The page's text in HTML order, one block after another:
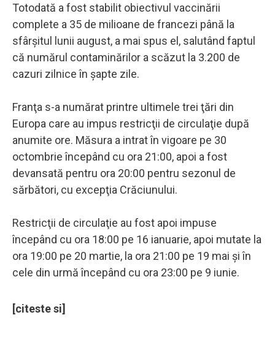
Totodată a fost stabilit obiectivul vaccinării
complete a 35 de milioane de francezi până la
sfârşitul lunii august, a mai spus el, salutând faptul
că numărul contaminărilor a scăzut la 3.200 de
cazuri zilnice în şapte zile.
Franţa s-a numărat printre ultimele trei ţări din
Europa care au impus restricţii de circulaţie după
anumite ore. Măsura a intrat în vigoare pe 30
octombrie începând cu ora 21:00, apoi a fost
devansată pentru ora 20:00 pentru sezonul de
sărbători, cu excepţia Crăciunului.
Restricţii de circulaţie au fost apoi impuse
începând cu ora 18:00 pe 16 ianuarie, apoi mutate la
ora 19:00 pe 20 martie, la ora 21:00 pe 19 mai şi în
cele din urmă începând cu ora 23:00 pe 9 iunie.
[citeste si]